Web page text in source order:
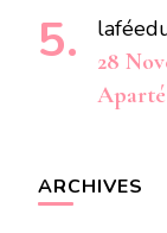
28
Aparté
ARCHIVES